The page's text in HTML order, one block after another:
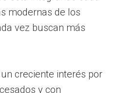
modernas de los
vez buscan más
creciente interés por
y con